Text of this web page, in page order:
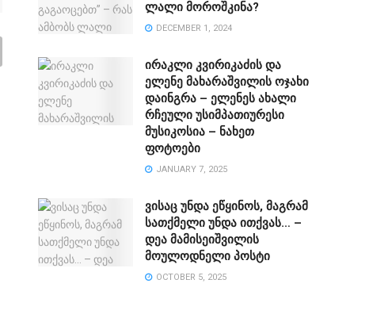
ლალი მოროშკინა?
DECEMBER 1, 2024
ირაკლი კვირიკაძის და
ელენე მახარაშვილის ოჯახი
დაინგრა – ელენეს ახალი
რჩეული უსიმპათიურესი
მუსიკოსია – ნახეთ
ფოტოები
JANUARY 7, 2025
ვისაც უნდა ეწყინოს, მაგრამ
სათქმელი უნდა ითქვას… –
დეა მამისეიშვილის
მოულოდნელი პოსტი
OCTOBER 5, 2025